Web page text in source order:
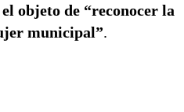
objeto de “reconocer la
municipal”.